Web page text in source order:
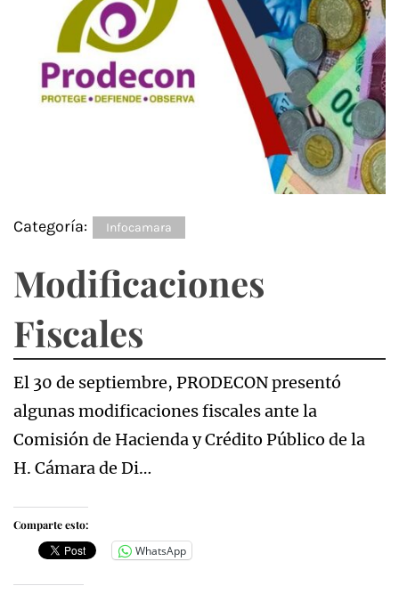
Categoría: Infocamara
Modificaciones
Fiscales
El 30 de septiembre, PRODECON presentó
algunas modificaciones fiscales ante la
Comisión de Hacienda y Crédito Público de la
H. Cámara de Di…
Comparte esto:
WhatsApp